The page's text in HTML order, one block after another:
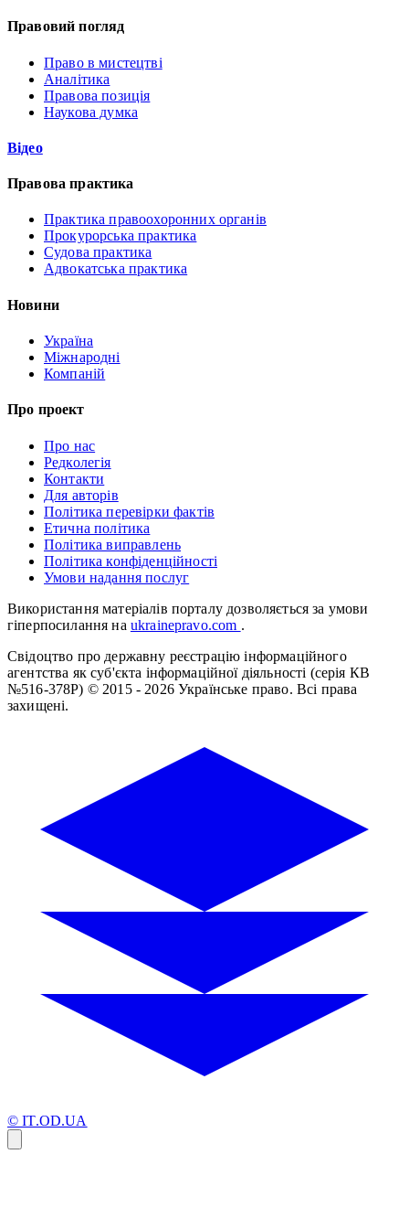
Правовий погляд
Право в мистецтві
Аналітика
Правова позиція
Наукова думка
Відео
Правова практика
Практика правоохоронних органів
Прокурорська практика
Судова практика
Адвокатська практика
Новини
Україна
Міжнародні
Компаній
Про проект
Про нас
Редколегія
Контакти
Для авторів
Політика перевірки фактів
Етична політика
Політика виправлень
Політика конфіденційності
Умови надання послуг
Використання матеріалів порталу дозволяється за умови
гіперпосилання на ukrainepravo.com .
Свідоцтво про державну реєстрацію інформаційного
агентства як суб'єкта інформаційної діяльності (серія КВ
№516-378Р) © 2015 - 2026 Українське право. Всі права
захищені.
© IT.OD.UA